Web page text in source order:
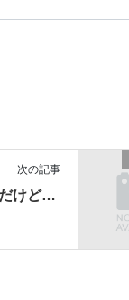
次の記事
けど…